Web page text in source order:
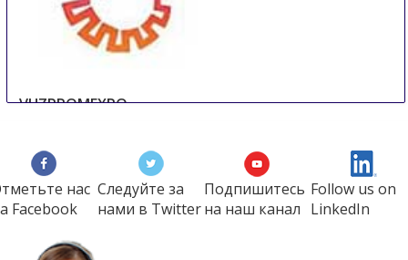
VUZPROMEXPO
Russian Federation
нас
Faсеbook
Следуйте за
нами в Twitter
Подпишитесь
на наш канал
Follow us on
LinkedIn